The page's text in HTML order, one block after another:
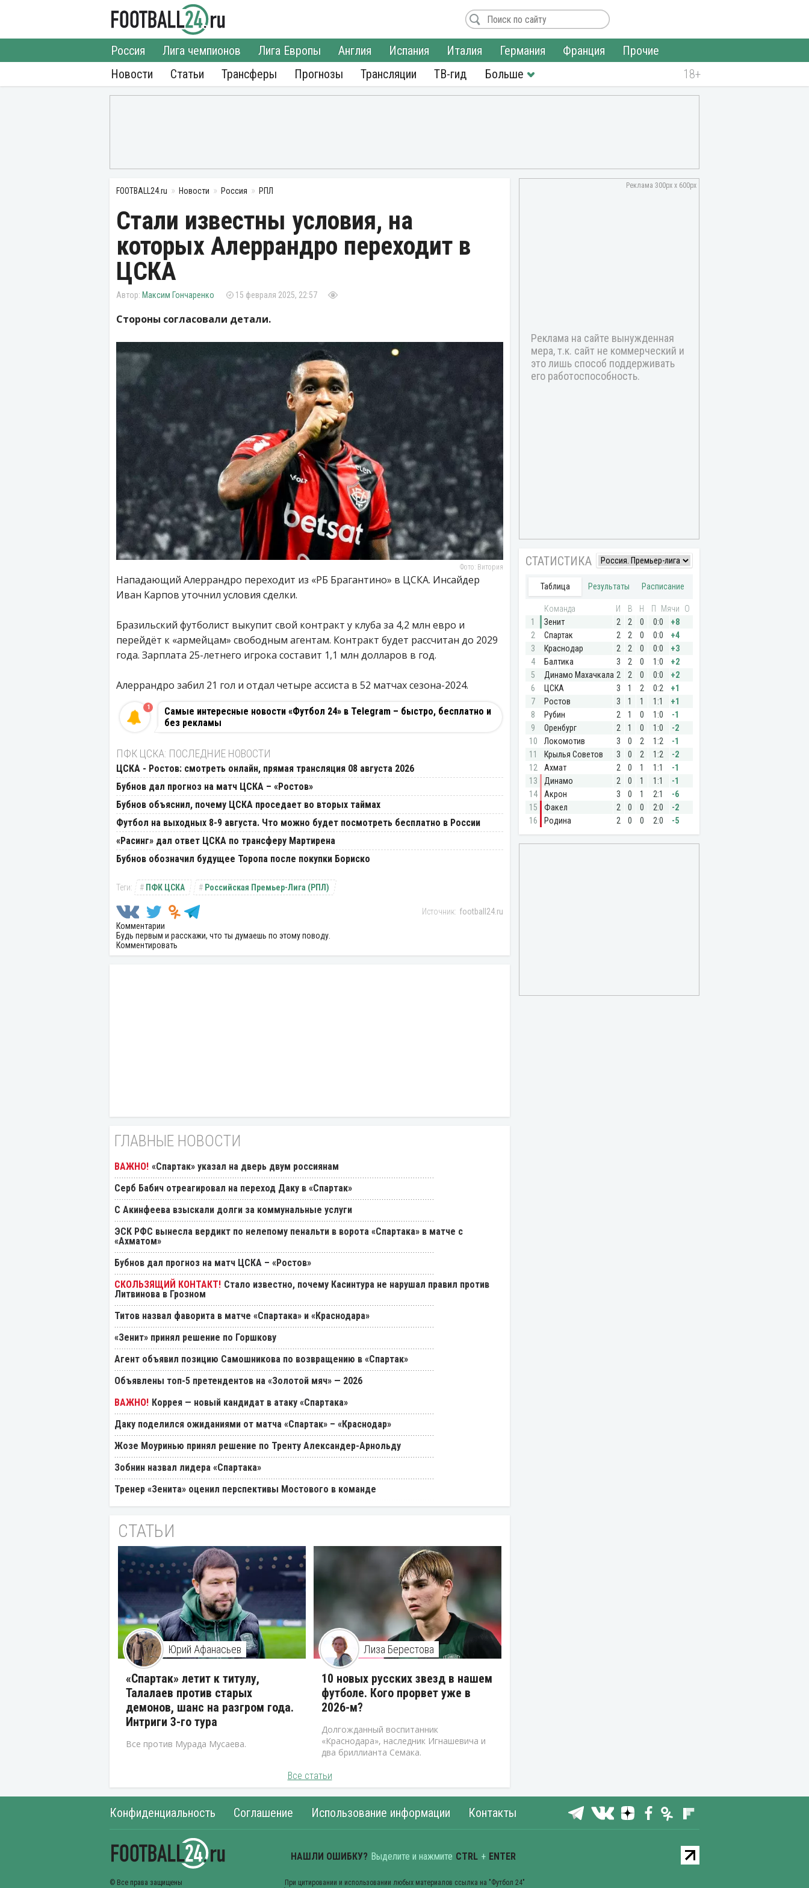
Новости
Россия Лига чемпионов Лига Европы Англия Испания Италия Германия Франция
Прочие
Статьи
Трансферы Прогнозы Трансляции ТВ-гид
FOOTBALL24.ru Новости Россия РПЛ
Стали известны условия, на
которых Алеррандро переходит в
ЦСКА
Максим Гончаренко 15 февраля 2025, 22:57
Стороны согласовали детали.
Фото: Витория
Нападающий Алеррандро переходит из «РБ Брагантино» в ЦСКА. Инсайдер
Иван Карпов уточнил условия сделки.
Бразильский футболист выкупит свой контракт у клуба за 4,2 млн евро и
перейдёт к «армейцам» свободным агентам. Контракт будет рассчитан до 2029
года. Зарплата 25-летнего игрока составит 1,1 млн долларов в год.
Алеррандро забил 21 гол и отдал четыре ассиста в 52 матчах сезона-2024.
Самые интересные новости «Футбол 24» в Telegram – быстро, бесплатно и
без рекламы
1
ПФК ЦСКА: ПОСЛЕДНИЕ НОВОСТИ
ЦСКА - Ростов: смотреть онлайн, прямая трансляция 08 августа 2026
Бубнов дал прогноз на матч ЦСКА – «Ростов»
Бубнов объяснил, почему ЦСКА проседает во вторых таймах
Футбол на выходных 8-9 августа. Что можно будет посмотреть бесплатно в России
«Расинг» дал ответ ЦСКА по трансферу Мартирена
Бубнов обозначил будущее Торопа после покупки Бориско
ПФК ЦСКА Российская Премьер-Лига (РПЛ)
football24.ru
Комментарии
Будь первым и расскажи, что ты думаешь по этому поводу.
Комментировать
ГЛАВНЫЕ НОВОСТИ
«Спартак» указал на дверь двум россиянам
Серб Бабич отреагировал на переход Даку в «Спартак»
С Акинфеева взыскали долги за коммунальные услуги
ЭСК РФС вынесла вердикт по нелепому пенальти в ворота «Спартака» в матче с
«Ахматом»
Бубнов дал прогноз на матч ЦСКА – «Ростов»
Стало известно, почему Касинтура не нарушал правил против
Литвинова в Грозном
Титов назвал фаворита в матче «Спартака» и «Краснодара»
«Зенит» принял решение по Горшкову
Агент объявил позицию Самошникова по возвращению в «Спартак»
Объявлены топ-5 претендентов на «Золотой мяч» — 2026
Коррея — новый кандидат в атаку «Спартака»
Даку поделился ожиданиями от матча «Спартак» – «Краснодар»
Жозе Моуринью принял решение по Тренту Александер-Арнольду
Зобнин назвал лидера «Спартака»
Тренер «Зенита» оценил перспективы Мостового в команде
СТАТЬИ
Юрий Афанасьев
«Спартак» летит к титулу,
Талалаев против старых
демонов, шанс на разгром года.
Интриги 3-го тура
Все против Мурада Мусаева.
Лиза Берестова
10 новых русских звезд в нашем
футболе. Кого прорвет уже в
2026-м?
Долгожданный воспитанник
«Краснодара», наследник Игнашевича и
два бриллианта Семака.
Все статьи
Конфиденциальность Соглашение Использование информации Контакты